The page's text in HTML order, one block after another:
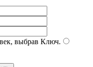
выбрав Ключ.